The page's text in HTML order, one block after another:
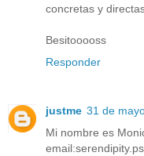
concretas y
Besitooooss
Responder
justme 31 de
Mi nombre es